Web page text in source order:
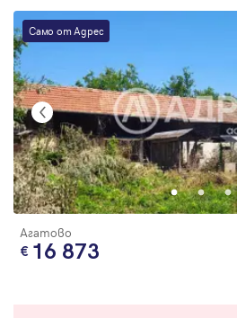
Само от Адрес
Агатово
16 873